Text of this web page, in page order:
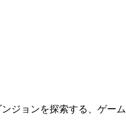
ジョンを探索する、ゲーム